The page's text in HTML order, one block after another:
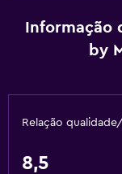
Informação
by
Relação
8,5